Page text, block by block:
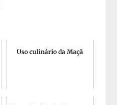
Uso culinário da Maçã